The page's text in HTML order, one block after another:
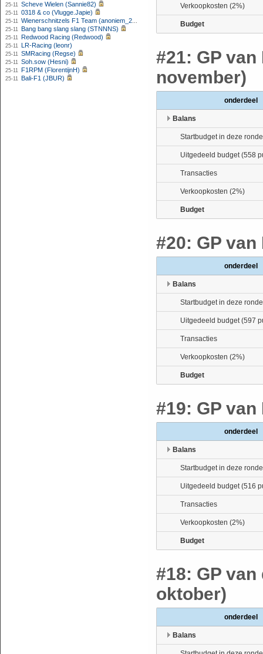
25-11 Scheve Wielen (Sannie82)
25-11 0318 & co (Vlugge.Japie)
25-11 Wienerschnitzels F1 Team (anoniem_24042026023255)
25-11 Bang bang slang slang (STNNNS)
25-11 Redwood Racing (Redwood)
25-11 LR-Racing (leonr)
25-11 SMRacing (Regse)
25-11 Soh.sow (Hesni)
25-11 F1RPM (FlorentijnH)
25-11 Bali-F1 (JBUR)
Verkoopkosten (2%)
Budget
#21: GP
november)
onderdeel
Balans
Startbudget in deze ronde
Uitgedeeld budget (558
Transacties
Verkoopkosten (2%)
Budget
#20: GP
onderdeel
Balans
Startbudget in deze ronde
Uitgedeeld budget (597
Transacties
Verkoopkosten (2%)
Budget
#19: GP
onderdeel
Balans
Startbudget in deze ronde
Uitgedeeld budget (516
Transacties
Verkoopkosten (2%)
Budget
#18: GP
oktober)
onderdeel
Balans